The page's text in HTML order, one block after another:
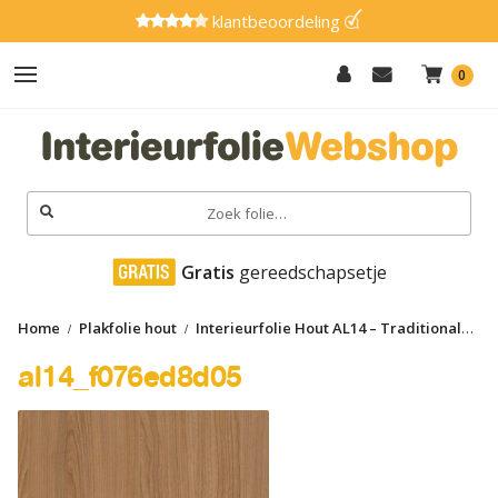
klantbeoordeling
0
Zoeken
naar:
Hout
Effen
Marmer
Glitter
Natuursteen
Textiel
Gereedschap
Gratis gereedschapsetje
Home Plakfolie hout
Interieurfolie Hout AL14 – Traditional
al14_f076ed8d05